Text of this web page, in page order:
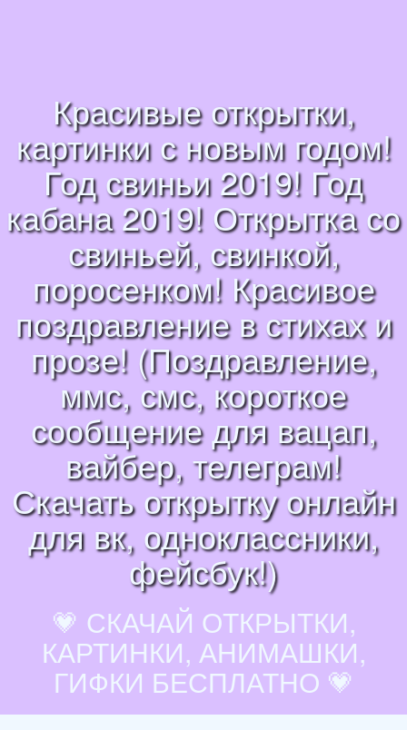
Красивые открытки,
картинки с новым годом!
Год свиньи 2019! Год
кабана 2019! Открытка со
свиньей, свинкой,
поросенком! Красивое
поздравление в стихах и
прозе! (Поздравление,
ммс, смс, короткое
сообщение для вацап,
вайбер, телеграм!
Скачать открытку онлайн
для вк, одноклассники,
фейсбук!)
💗 СКАЧАЙ ОТКРЫТКИ,
КАРТИНКИ, АНИМАШКИ,
ГИФКИ БЕСПЛАТНО 💗